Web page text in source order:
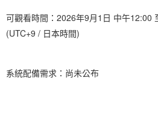
歐洲國家/地區配送
可觀看時間：2026年9月1日 中午12:00
(UTC+9 / 日本時間)
系統配備需求：尚未公布